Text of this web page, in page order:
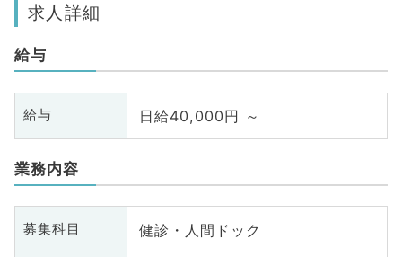
求人詳細
給与
給与 日給40,000円 ～
業務内容
募集科目 健診・人間ドック